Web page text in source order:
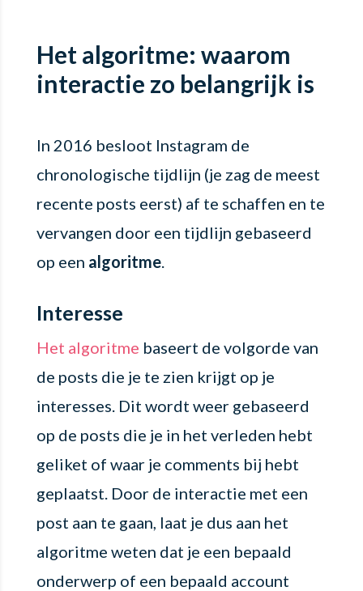
Het algoritme: waarom
interactie zo belangrijk is
In 2016 besloot Instagram de
chronologische tijdlijn (je zag de meest
recente posts eerst) af te schaffen en te
vervangen door een tijdlijn gebaseerd
op een algoritme.
Interesse
Het algoritme baseert de volgorde van
de posts die je te zien krijgt op je
interesses. Dit wordt weer gebaseerd
op de posts die je in het verleden hebt
geliket of waar je comments bij hebt
geplaatst. Door de interactie met een
post aan te gaan, laat je dus aan het
algoritme weten dat je een bepaald
onderwerp of een bepaald account